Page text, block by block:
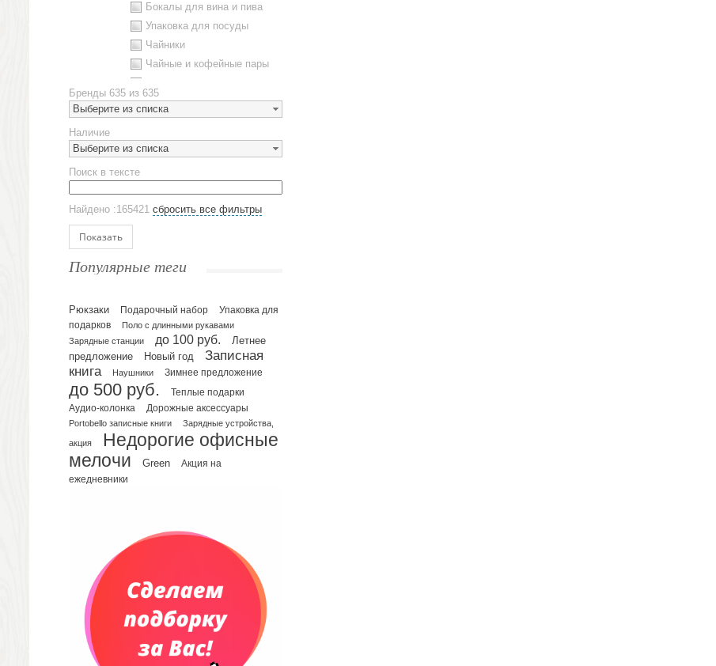
Бокалы для вина и пива
Упаковка для посуды
Чайники
Чайные и кофейные пары
Наборы посуды
Предметы сервировки
Стаканы
Эко кружки
ЕВРОПОСУДА
Аксессуары
Ежедневники и блокноты
Датированные ежедневники
Планинги и телефонные книжки
Планинги датированные
Планинги недатированные
Телефонные книжки
Еженедельники
Органайзер на ежедневник
Сумки и Рюкзаки
Сумки для планшетов и ноутбуков
Рюкзаки
Несессеры и косметички
Сумки спортивные
Портфели
Чехлы для планшетов и ноутбуков
Сумка на пояс или шею
Аксессуары
Бренды 635 из 635
Выберите из списка
Наличие
Выберите из списка
Поиск в тексте
Найдено :165421 сбросить все фильтры
Показать
Популярные теги
Рюкзаки Подарочный набор
Упаковка для
подарков
Поло с длинными рукавами
Зарядные станции
до 100 руб.
Летнее
предложение
Новый год
Записная
книга
Наушники Зимнее предложение
до 500 руб.
Теплые подарки
Аудио-колонка
Дорожные аксессуары
Portobello записные книги
Зарядные устройства,
акция
Недорогие офисные
мелочи
Green
Акция на
ежедневники